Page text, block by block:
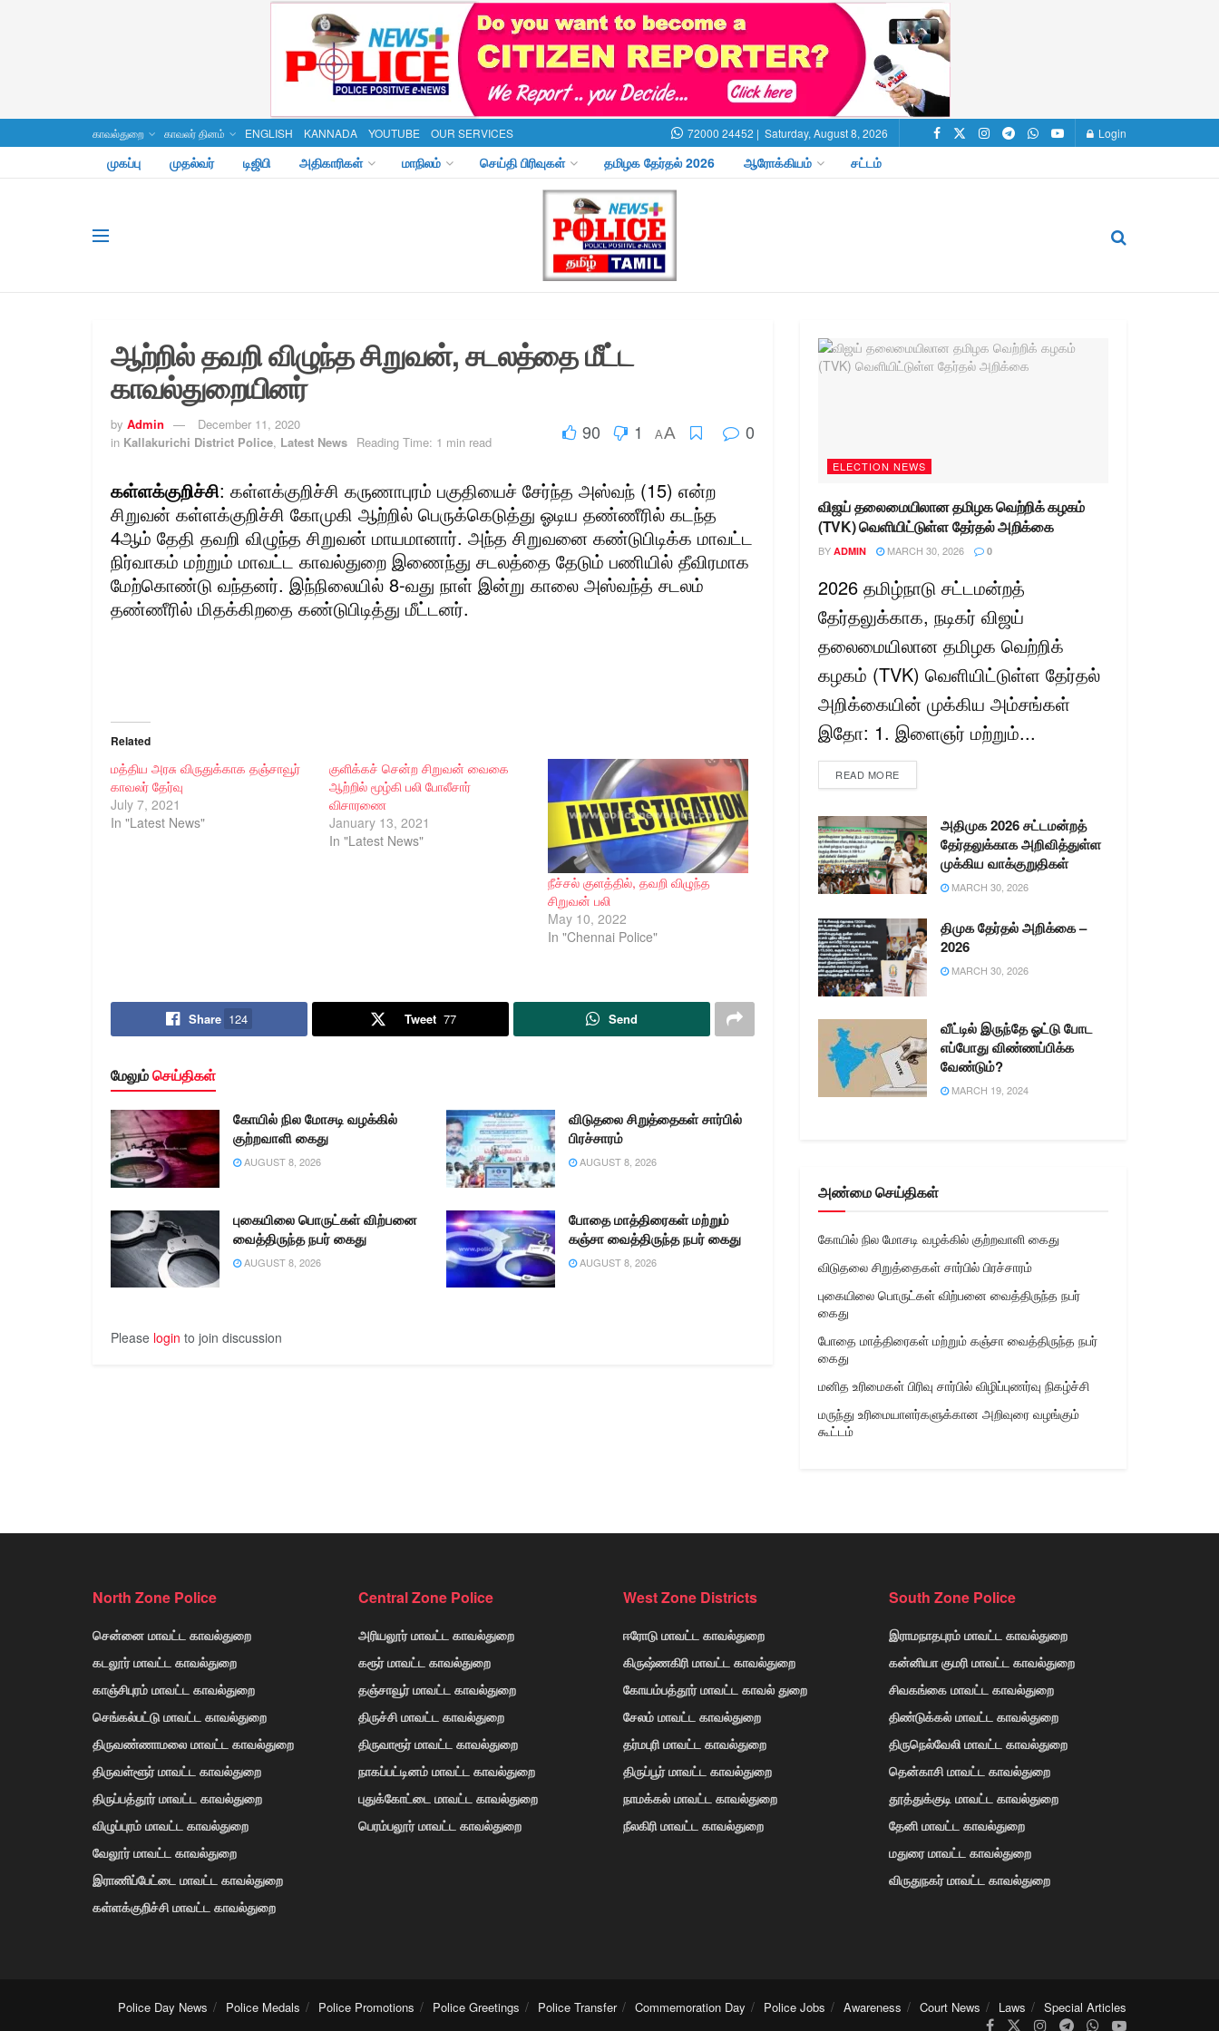
காவல்துறை காவலர் தினம் ENGLISH KANNADA YOUTUBE OUR SERVICES 72000 24452 | Saturday, August 8, 2026 Login
முகப்பு முதல்வர் டிஜிபி அதிகாரிகள் மாநிலம் செய்தி பிரிவுகள் தமிழக தேர்தல் 2026 ஆரோக்கியம் சட்டம்
ஆற்றில் தவறி விழுந்த சிறுவன், சடலத்தை மீட்ட
காவல்துறையினர்
by Admin
December 11, 2020
in Kallakurichi District Police, Latest News Reading Time: 1 min read 90 1 AA 0
கள்ளக்குறிச்சி: கள்ளக்குறிச்சி கருணாபுரம் பகுதியைச் சேர்ந்த அஸ்வந் (15) என்ற
சிறுவன் கள்ளக்குறிச்சி கோமுகி ஆற்றில் பெருக்கெடுத்து ஓடிய தண்ணீரில் கடந்த
4ஆம் தேதி தவறி விழுந்த சிறுவன் மாயமானார். அந்த சிறுவனை கண்டுபிடிக்க மாவட்ட
நிர்வாகம் மற்றும் மாவட்ட காவல்துறை இணைந்து சடலத்தை தேடும் பணியில் தீவிரமாக
மேற்கொண்டு வந்தனர். இந்நிலையில் 8-வது நாள் இன்று காலை அஸ்வந்த் சடலம்
தண்ணீரில் மிதக்கிறதை கண்டுபிடித்து மீட்டனர்.
Related
மத்திய அரசு விருதுக்காக தஞ்சாவூர்
காவலர் தேர்வு
July 7, 2021
In "Latest News"
குளிக்கச் சென்ற சிறுவன் வைகை
ஆற்றில் மூழ்கி பலி போலீசார்
விசாரணை
January 13, 2021
In "Latest News"
நீச்சல் குளத்தில், தவறி விழுந்த
சிறுவன் பலி
May 10, 2022
In "Chennai Police"
Share 124 Tweet 77 Send
மேலும்செய்திகள்
கோயில் நில மோசடி வழக்கில்
குற்றவாளி கைது
AUGUST 8, 2026
விடுதலை சிறுத்தைகள் சார்பில்
பிரச்சாரம்
AUGUST 8, 2026
புகையிலை பொருட்கள் விற்பனை
வைத்திருந்த நபர் கைது
AUGUST 8, 2026
போதை மாத்திரைகள் மற்றும்
கஞ்சா வைத்திருந்த நபர் கைது
AUGUST 8, 2026
Please login to join discussion
ELECTION NEWS
விஜய் தலைமையிலான தமிழக வெற்றிக் கழகம்
(TVK) வெளியிட்டுள்ள தேர்தல் அறிக்கை
BY ADMIN MARCH 30, 2026 0
2026 தமிழ்நாடு சட்டமன்றத்
தேர்தலுக்காக, நடிகர் விஜய்
தலைமையிலான தமிழக வெற்றிக்
கழகம் (TVK) வெளியிட்டுள்ள தேர்தல்
அறிக்கையின் முக்கிய அம்சங்கள்
இதோ: 1. இளைஞர் மற்றும்...
READ MORE
அதிமுக 2026 சட்டமன்றத்
தேர்தலுக்காக அறிவித்துள்ள
முக்கிய வாக்குறுதிகள்
MARCH 30, 2026
திமுக தேர்தல் அறிக்கை –
2026
MARCH 30, 2026
வீட்டில் இருந்தே ஓட்டு போட
எப்போது விண்ணப்பிக்க
வேண்டும்?
MARCH 19, 2024
அண்மை செய்திகள்
கோயில் நில மோசடி வழக்கில் குற்றவாளி கைது
விடுதலை சிறுத்தைகள் சார்பில் பிரச்சாரம்
புகையிலை பொருட்கள் விற்பனை வைத்திருந்த நபர்
கைது
போதை மாத்திரைகள் மற்றும் கஞ்சா வைத்திருந்த நபர்
கைது
மனித உரிமைகள் பிரிவு சார்பில் விழிப்புணர்வு நிகழ்ச்சி
மருந்து உரிமையாளர்களுக்கான அறிவுரை வழங்கும்
கூட்டம்
North Zone Police
சென்னை மாவட்ட காவல்துறை
கடலூர் மாவட்ட காவல்துறை
காஞ்சிபுரம் மாவட்ட காவல்துறை
செங்கல்பட்டு மாவட்ட காவல்துறை
திருவண்ணாமலை மாவட்ட காவல்துறை
திருவள்ளூர் மாவட்ட காவல்துறை
திருப்பத்தூர் மாவட்ட காவல்துறை
விழுப்புரம் மாவட்ட காவல்துறை
வேலூர் மாவட்ட காவல்துறை
இராணிப்பேட்டை மாவட்ட காவல்துறை
கள்ளக்குறிச்சி மாவட்ட காவல்துறை
Central Zone Police
அரியலூர் மாவட்ட காவல்துறை
கரூர் மாவட்ட காவல்துறை
தஞ்சாவூர் மாவட்ட காவல்துறை
திருச்சி மாவட்ட காவல்துறை
திருவாரூர் மாவட்ட காவல்துறை
நாகப்பட்டினம் மாவட்ட காவல்துறை
புதுக்கோட்டை மாவட்ட காவல்துறை
பெரம்பலூர் மாவட்ட காவல்துறை
West Zone Districts
ஈரோடு மாவட்ட காவல்துறை
கிருஷ்ணகிரி மாவட்ட காவல்துறை
கோயம்பத்தூர் மாவட்ட காவல் துறை
சேலம் மாவட்ட காவல்துறை
தர்மபுரி மாவட்ட காவல்துறை
திருப்பூர் மாவட்ட காவல்துறை
நாமக்கல் மாவட்ட காவல்துறை
நீலகிரி மாவட்ட காவல்துறை
South Zone Police
இராமநாதபுரம் மாவட்ட காவல்துறை
கன்னியா குமரி மாவட்ட காவல்துறை
சிவகங்கை மாவட்ட காவல்துறை
திண்டுக்கல் மாவட்ட காவல்துறை
திருநெல்வேலி மாவட்ட காவல்துறை
தென்காசி மாவட்ட காவல்துறை
தூத்துக்குடி மாவட்ட காவல்துறை
தேனி மாவட்ட காவல்துறை
மதுரை மாவட்ட காவல்துறை
விருதுநகர் மாவட்ட காவல்துறை
Police Day News Police Medals Police Promotions Police Greetings Police Transfer Commemoration Day Police Jobs Awareness Court News Laws Special Articles